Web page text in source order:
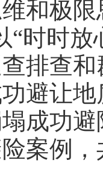
维和极
“时时
排查
避让
成功
案例